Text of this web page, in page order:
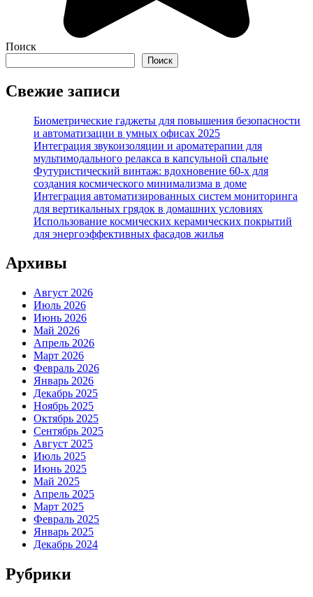
Поиск
Поиск
Свежие записи
Биометрические гаджеты для повышения безопасности
и автоматизации в умных офисах 2025
Интеграция звукоизоляции и ароматерапии для
мультимодального релакса в капсульной спальне
Футуристический винтаж: вдохновение 60-х для
создания космического минимализма в доме
Интеграция автоматизированных систем мониторинга
для вертикальных грядок в домашних условиях
Использование космических керамических покрытий
для энергоэффективных фасадов жилья
Архивы
Август 2026
Июль 2026
Июнь 2026
Май 2026
Апрель 2026
Март 2026
Февраль 2026
Январь 2026
Декабрь 2025
Ноябрь 2025
Октябрь 2025
Сентябрь 2025
Август 2025
Июль 2025
Июнь 2025
Май 2025
Апрель 2025
Март 2025
Февраль 2025
Январь 2025
Декабрь 2024
Рубрики